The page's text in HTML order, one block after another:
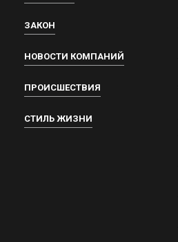
ЗАКОН
НОВОСТИ КОМПАНИЙ
ПРОИСШЕСТВИЯ
СТИЛЬ ЖИЗНИ